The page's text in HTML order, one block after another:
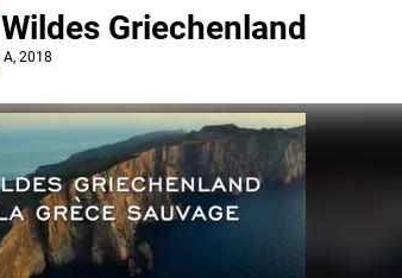
Wildes Griechenland
A, 2018